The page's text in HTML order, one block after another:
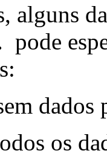
alguns
pode
dados
os